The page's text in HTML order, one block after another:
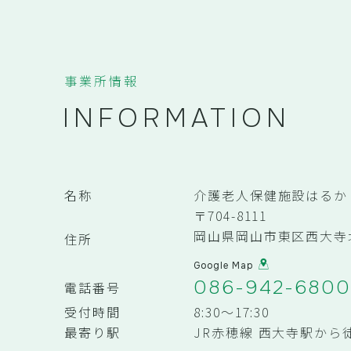
事業所情報
INFORMATION
名称 介護老人保健施設はるか
住所
〒704-8111
岡山県岡山市東区西大寺
Google Map
電話番号 086-942-6800
受付時間
8:30～17:30
最寄り駅
JR赤穂線 西大寺駅から